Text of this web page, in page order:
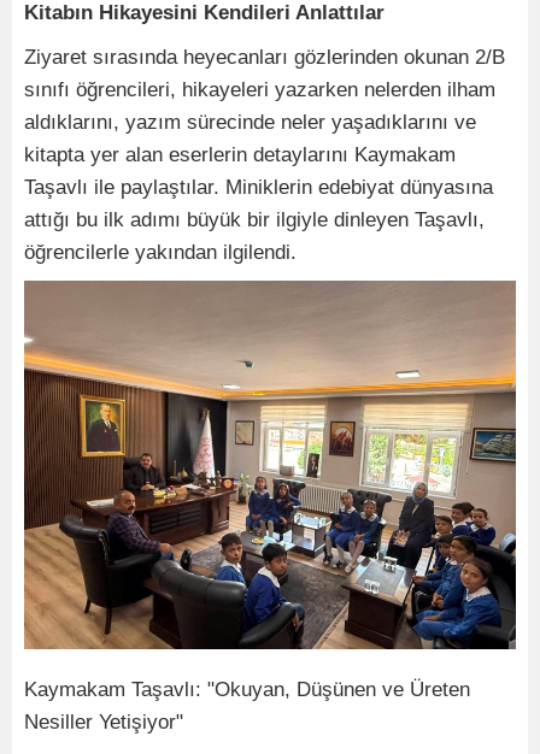
Kitabın Hikayesini Kendileri Anlattılar
Ziyaret sırasında heyecanları gözlerinden okunan 2/B
sınıfı öğrencileri, hikayeleri yazarken nelerden ilham
aldıklarını, yazım sürecinde neler yaşadıklarını ve
kitapta yer alan eserlerin detaylarını Kaymakam
Taşavlı ile paylaştılar. Miniklerin edebiyat dünyasına
attığı bu ilk adımı büyük bir ilgiyle dinleyen Taşavlı,
öğrencilerle yakından ilgilendi.
Kaymakam Taşavlı: "Okuyan, Düşünen ve Üreten
Nesiller Yetişiyor"